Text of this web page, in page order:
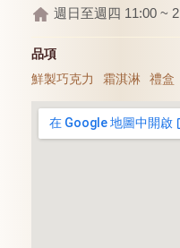
週日至週四 11:00 ~
品項
鮮製巧克力
霜淇淋 禮盒